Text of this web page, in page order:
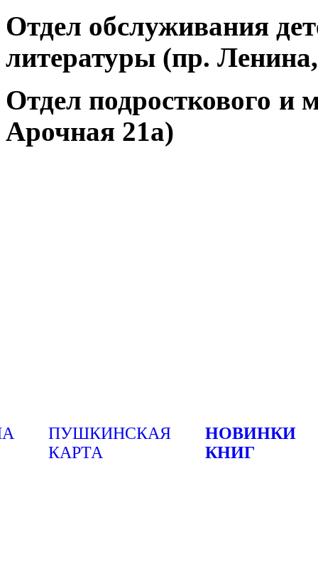
ПУШКИНСКАЯ
КАРТА
НОВИНКИ
КНИГ
Отдел обслуживания
литературы (пр.
Отдел подросткового и
Арочная 21а)